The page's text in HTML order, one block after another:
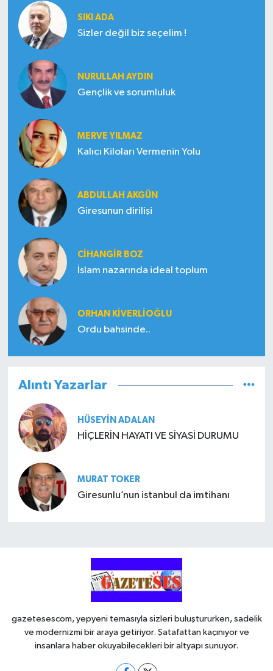
SIKI ADA
Sizler değil biz seçelim !
NURULLAH AYDIN
Gençlik ve sorumluluk
MERVE YILMAZ
Kalıcı Kiloları Vermenin Yolu
ABDULLAH AKGÜN
Giresunun dirilişi
CIHANGIR BOZ
İslam nazarında ideal toplum
ORHAN KIVERLIOĞLU
Ordu bahsinde..
Alıntı Yazarlar
HÜSEYIN ADALAN
HİÇLERİN HAYATI VE SİYASİ DURUMU
MURAT TOKER
Giresunlu’nun istanbul da imtihanı
gazetesescom, yepyeni temasıyla sizleri buluştururken, sadelik
ve modernizmi bir araya getiriyor. Şatafattan kaçınıyor ve
insanlara haber okuyabilecekleri bir altyapı sunuyor.